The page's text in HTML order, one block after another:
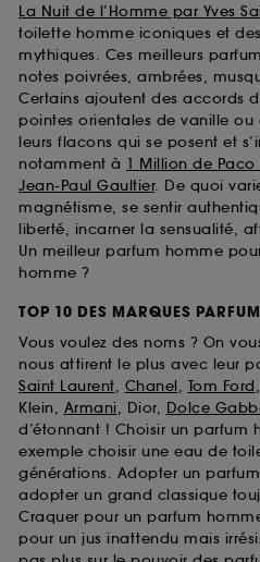
La Nuit de l’Homme par Yves
toilette homme iconiques et
mythiques. Ces meilleurs
notes poivrées, ambrées,
Certains ajoutent des accords
pointes orientales de vanille
leurs flacons qui se posent et
notamment à 1 Million de Paco
Jean-Paul Gaultier. De quoi
magnétisme, se sentir
liberté, incarner la sensualité,
Un meilleur parfum homme
homme ?
TOP 10 DES MARQUES
Vous voulez des noms ? On
nous attirent le plus avec leur
Saint Laurent, Chanel, Tom Ford,
Klein, Armani, Dior, Dolce
d’étonnant ! Choisir un parfum
exemple choisir une eau de
générations. Adopter un
adopter un grand classique
Craquer pour un parfum
pour un jus inattendu mais